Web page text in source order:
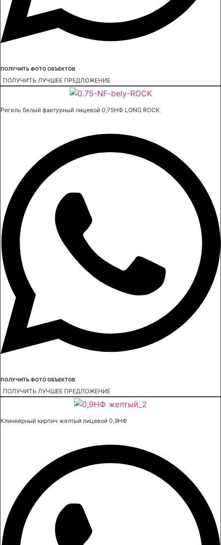
ПОЛУЧИТЬ ФОТО ОБЪЕКТОВ
ПОЛУЧИТЬ ЛУЧШЕЕ ПРЕДЛОЖЕНИЕ
Ригель белый фактурный лицевой 0,75НФ LONG ROCK
ПОЛУЧИТЬ ФОТО ОБЪЕКТОВ
ПОЛУЧИТЬ ЛУЧШЕЕ ПРЕДЛОЖЕНИЕ
Клинкерный кирпич желтый лицевой 0,9НФ